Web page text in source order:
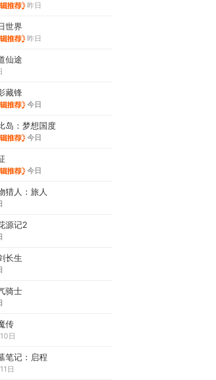
昨日
世界
昨日
仙途
藏锋
今日
岛：梦想国度
今日
今日
猎人：旅人
源记2
长生
骑士
传
日
笔记：启程
日